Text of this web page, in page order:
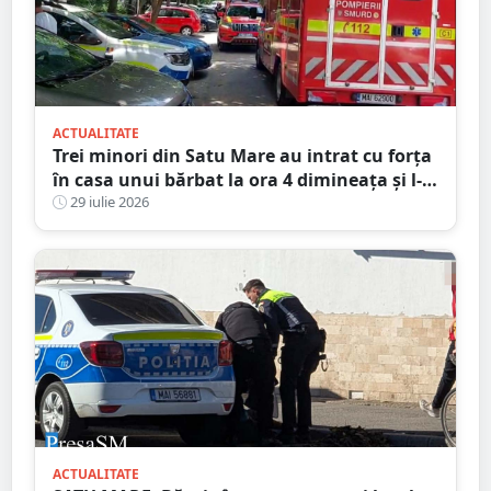
ACTUALITATE
Trei minori din Satu Mare au intrat cu forța
în casa unui bărbat la ora 4 dimineața și l-
au bătut
29 iulie 2026
ACTUALITATE